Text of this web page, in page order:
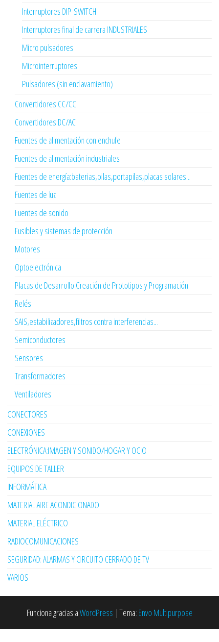
Interruptores DIP-SWITCH
Interruptores final de carrera INDUSTRIALES
Micro pulsadores
Microinterruptores
Pulsadores (sin enclavamiento)
Convertidores CC/CC
Convertidores DC/AC
Fuentes de alimentación con enchufe
Fuentes de alimentación industriales
Fuentes de energía:baterias,pilas,portapilas,placas solares...
Fuentes de luz
Fuentes de sonido
Fusibles y sistemas de protección
Motores
Optoelectrónica
Placas de Desarrollo.Creación de Prototipos y Programación
Relés
SAIS,estabilizadores,filtros contra interferencias...
Semiconductores
Sensores
Transformadores
Ventiladores
CONECTORES
CONEXIONES
ELECTRÓNICA:IMAGEN Y SONIDO/HOGAR Y OCIO
EQUIPOS DE TALLER
INFORMÁTICA
MATERIAL AIRE ACONDICIONADO
MATERIAL ELÉCTRICO
RADIOCOMUNICACIONES
SEGURIDAD: ALARMAS Y CIRCUITO CERRADO DE TV
VARIOS
Funciona gracias aWordPress | Tema: Envo Multipurpose